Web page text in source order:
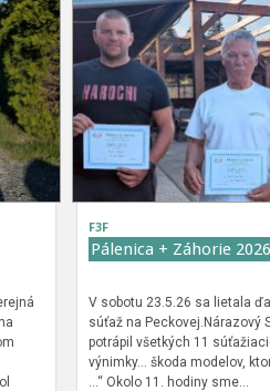
F3F
Pálenica + Záhorie
V sobotu 23.5.26 sa lietala
súťaž na Peckovej.Nárazový
potrápil všetkých 11
výnimky… škoda modelov,
…“ Okolo 11. hodiny sme…